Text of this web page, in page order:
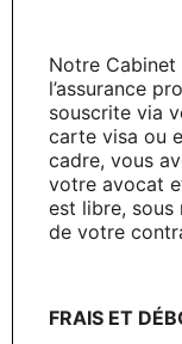
Notre
l’assurance
souscrite via
carte visa ou
cadre, vous
votre avocat
est libre, sous
de votre
FRAIS ET